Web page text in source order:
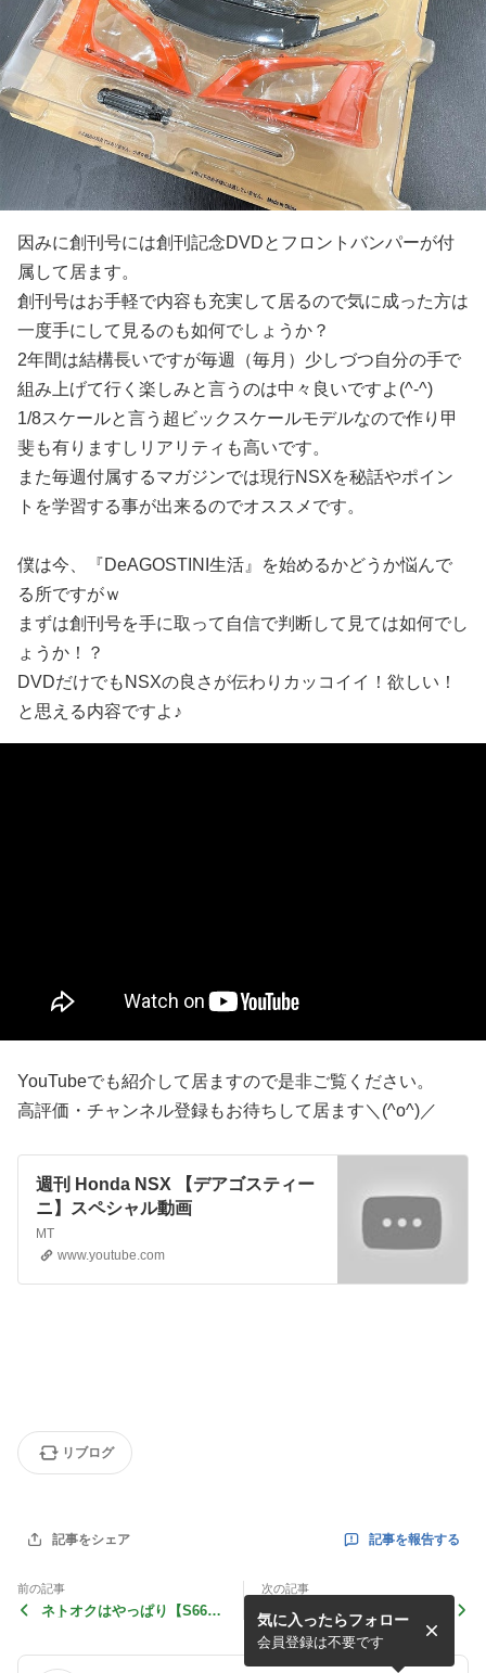
因みに創刊号には創刊記念DVDとフロントバンパーが付
属して居ます。
創刊号はお手軽で内容も充実して居るので気に成った方は
一度手にして見るのも如何でしょうか？
2年間は結構長いですが毎週（毎月）少しづつ自分の手で
組み上げて行く楽しみと言うのは中々良いですよ(^-^)
1/8スケールと言う超ビックスケールモデルなので作り甲
斐も有りますしリアリティも高いです。
また毎週付属するマガジンでは現行NSXを秘話やポイン
トを学習する事が出来るのでオススメです。
僕は今、『DeAGOSTINI生活』を始めるかどうか悩んで
る所ですがｗ
まずは創刊号を手に取って自信で判断して見ては如何でし
ょうか！？
DVDだけでもNSXの良さが伝わりカッコイイ！欲しい！
と思える内容ですよ♪
YouTubeでも紹介して居ますので是非ご覧ください。
高評価・チャンネル登録もお待ちして居ます＼(^o^)／
週刊 Honda NSX 【デアゴスティー
ニ】スペシャル動画
MT
www.youtube.com
リブログ
記事をシェア 記事を報告する
前の記事
ネトオクはやっぱり【S660#
入したら悲劇が
次の記事
【TSR-PROJECTオリジナ
ル】新作ハイクオリティ車検
証入れ(License case)
気に入ったらフォロー
会員登録は不要です